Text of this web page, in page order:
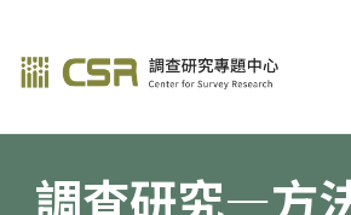
調查研究—方法與
調查研究—方